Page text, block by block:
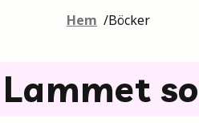
Hem /Böcker
Lammet